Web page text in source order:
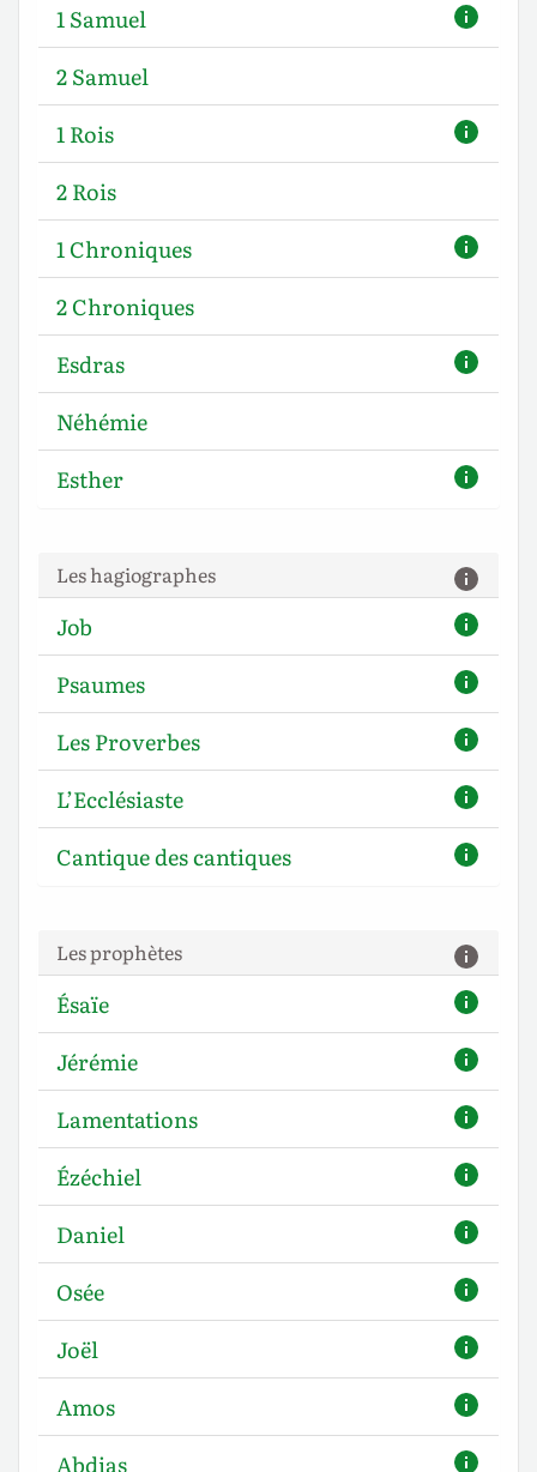
1 Samuel
2 Samuel
1 Rois
2 Rois
1 Chroniques
2 Chroniques
Esdras
Néhémie
Esther
Les hagiographes
Job
Psaumes
Les Proverbes
L’Ecclésiaste
Cantique des cantiques
Les prophètes
Ésaïe
Jérémie
Lamentations
Ézéchiel
Daniel
Osée
Joël
Amos
Abdias